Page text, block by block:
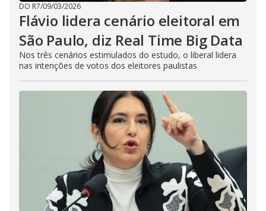
DO R7/09/03/2026
Flávio lidera cenário eleitoral em
São Paulo, diz Real Time Big Data
Nos três cenários estimulados do estudo, o liberal lidera
nas intenções de votos dos eleitores paulistas